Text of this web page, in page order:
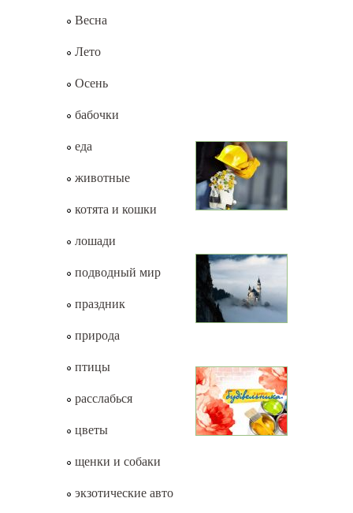
Весна
Лето
Осень
бабочки
еда
животные
котята и кошки
лошади
подводный мир
праздник
природа
птицы
расслабься
цветы
щенки и собаки
экзотические авто